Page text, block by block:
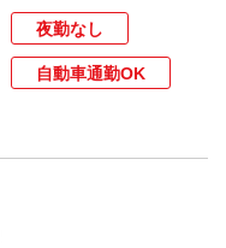
夜勤なし
自動車通勤OK